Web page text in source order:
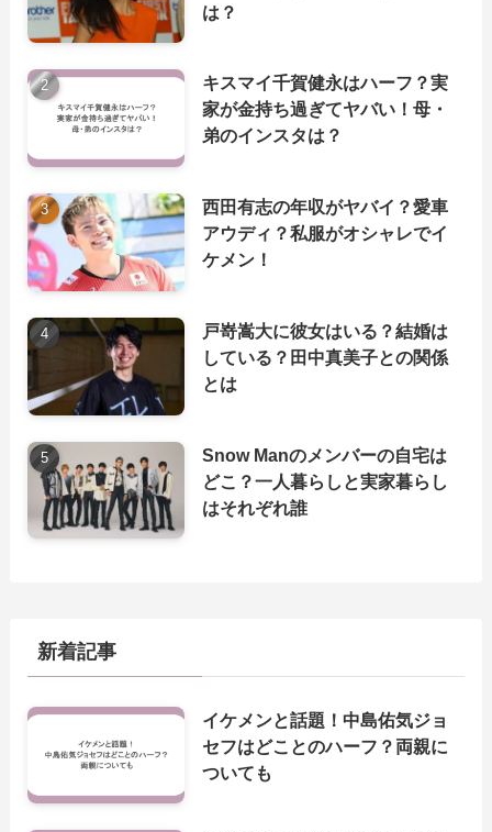
は？
キスマイ千賀健永はハーフ？実
家が金持ち過ぎてヤバい！母・
弟のインスタは？
西田有志の年収がヤバイ？愛車
アウディ？私服がオシャレでイ
ケメン！
戸嵜嵩大に彼女はいる？結婚は
している？田中真美子との関係
とは
Snow Manのメンバーの自宅は
どこ？一人暮らしと実家暮らし
はそれぞれ誰
新着記事
イケメンと話題！中島佑気ジョ
セフはどことのハーフ？両親に
ついても